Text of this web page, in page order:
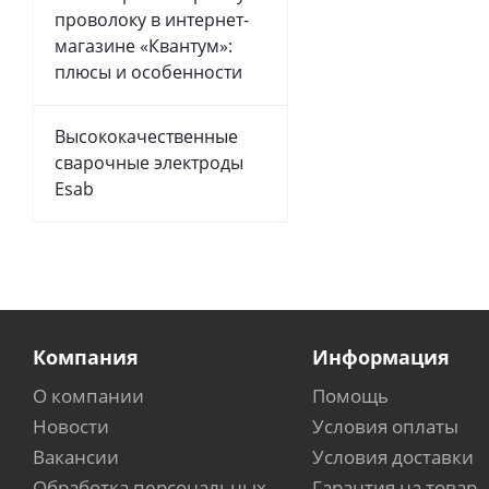
проволоку в интернет-
магазине «Квантум»:
плюсы и особенности
Высококачественные
сварочные электроды
Esab
Компания
О компании
Новости
Вакансии
Информация
Помощь
Условия оплаты
Условия доставки